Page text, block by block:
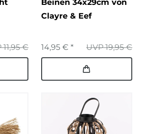
11,95 €
Beinen 34x29cm von
Clayre & Eef
UVP 19,95 €
14,95 € *